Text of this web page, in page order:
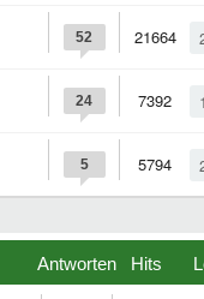
21664
52
7392
24
5794
5
Hits
Antworten